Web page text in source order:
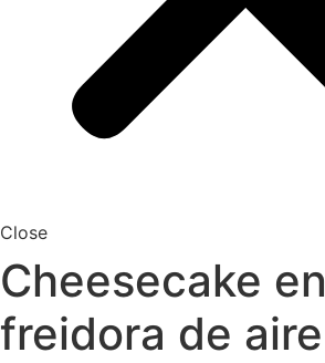
Close
Cheesecake en
freidora de aire